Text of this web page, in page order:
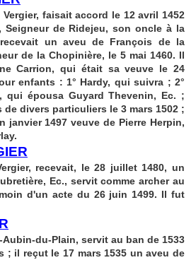
faisait accord le 12 avril 1452
Seigneur de Ridejeu, son oncle à la
un aveu de François de la
de la Chopinière, le 5 mai 1460. Il
Carrion, qui était sa veuve le 24
enfants : 1° Hardy, qui suivra ; 2°
qui épousa Guyard Thevenin, Ec. ;
divers particuliers le 3 mars 1502 ;
janvier 1497 veuve de Pierre Herpin,
recevait, le 28 juillet 1480, un
Ec., servit comme archer au
d'un acte du 26 juin 1499. Il fut
Aubin-du-Plain, servit au ban de 1533
; il reçut le 17 mars 1535 un aveu de